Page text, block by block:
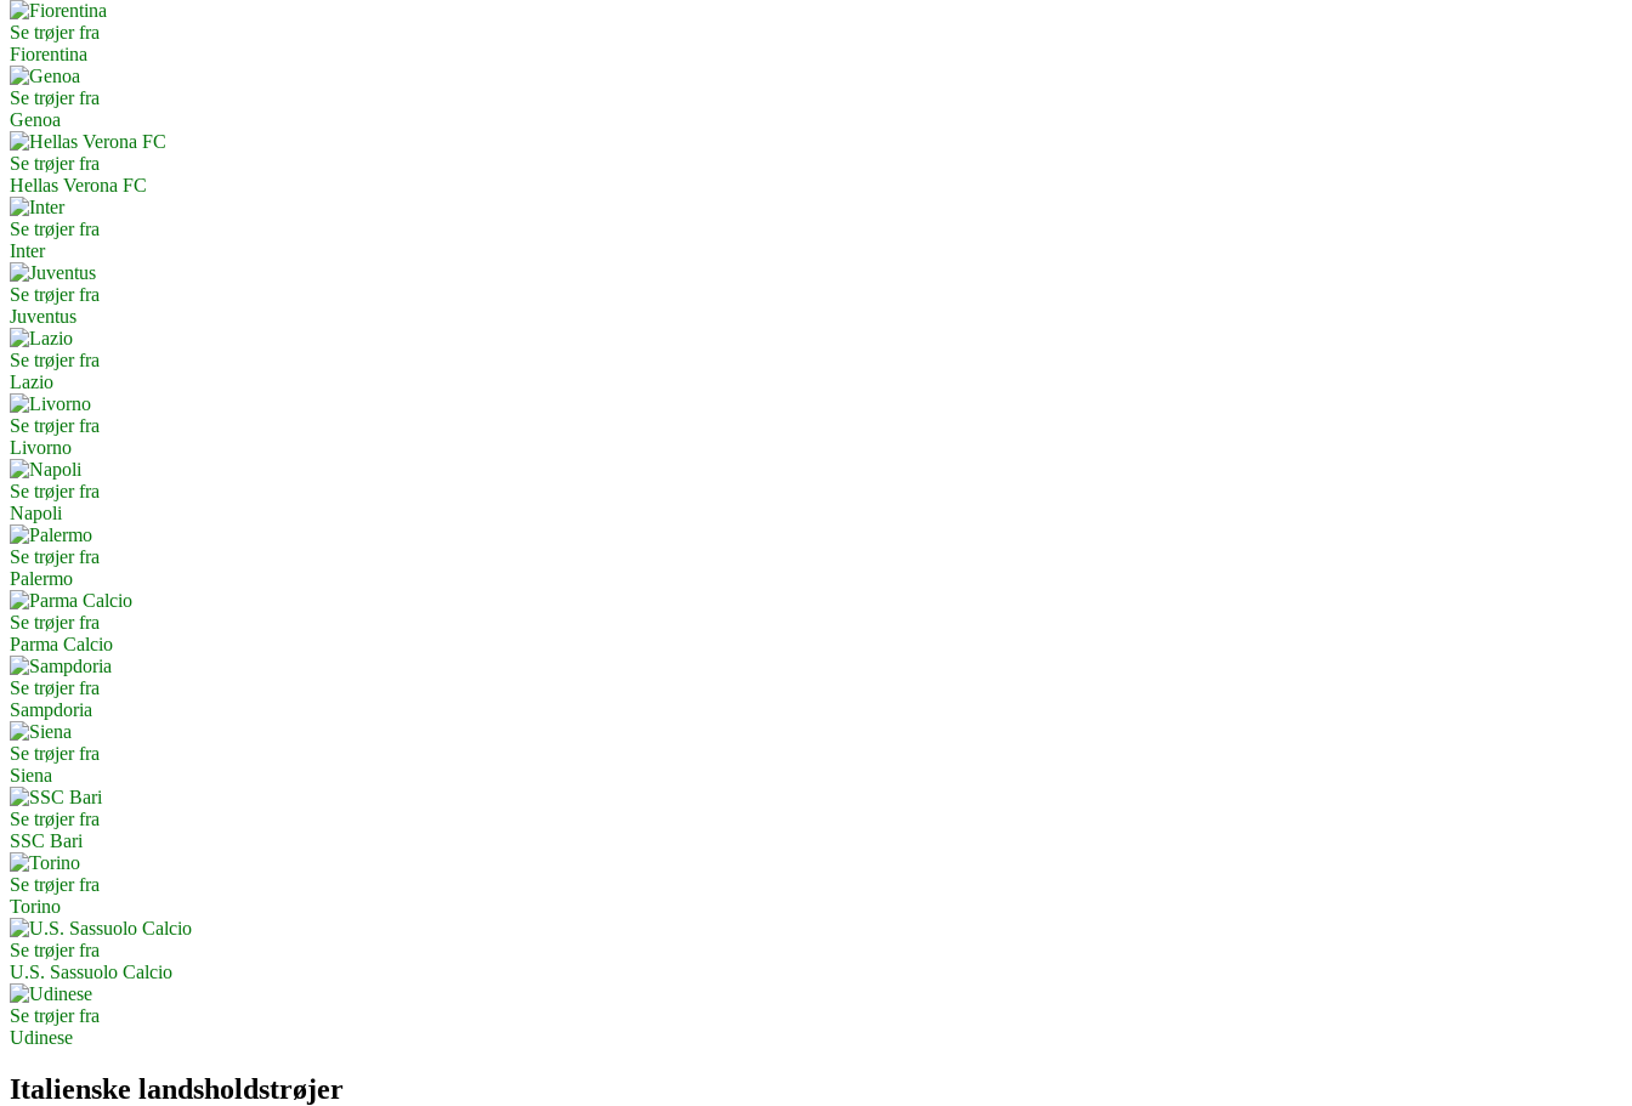
Se trøjer fra
Fiorentina
Se trøjer fra
Genoa
Se trøjer fra
Hellas Verona FC
Se trøjer fra
Inter
Se trøjer fra
Juventus
Se trøjer fra
Lazio
Se trøjer fra
Livorno
Se trøjer fra
Napoli
Se trøjer fra
Palermo
Se trøjer fra
Parma Calcio
Se trøjer fra
Sampdoria
Se trøjer fra
Siena
Se trøjer fra
SSC Bari
Se trøjer fra
Torino
Se trøjer fra
U.S. Sassuolo Calcio
Se trøjer fra
Udinese
Italienske landsholdstrøjer